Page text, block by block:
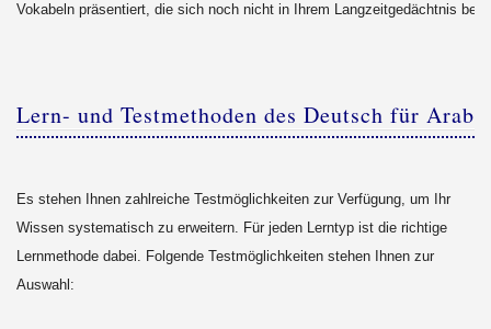
Vokabeln präsentiert, die sich noch nicht in Ihrem Langzeitgedächtnis
Lern- und Testmethoden des Deutsch für
Es stehen Ihnen zahlreiche Testmöglichkeiten zur Verfügung, um Ihr
Wissen systematisch zu erweitern. Für jeden Lerntyp ist die richtige
Lernmethode dabei. Folgende Testmöglichkeiten stehen Ihnen zur
Auswahl: